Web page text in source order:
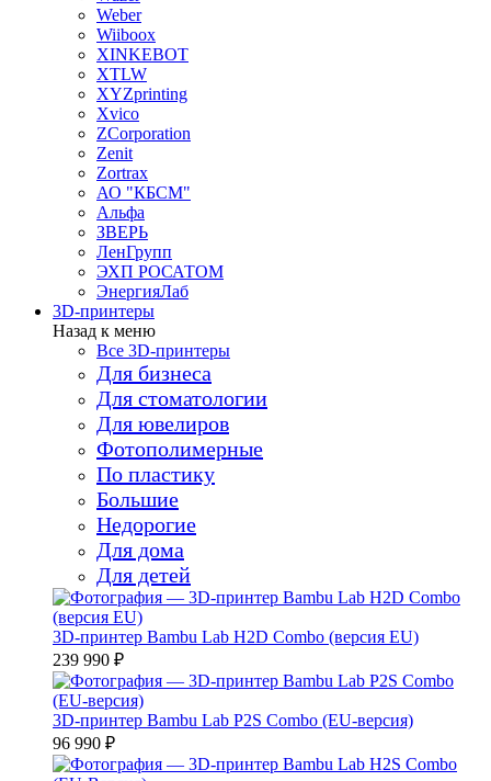
Weber
Wiiboox
XINKEBOT
XTLW
XYZprinting
Xvico
ZCorporation
Zenit
Zortrax
АО "КБСМ"
Альфа
ЗВЕРЬ
ЛенГрупп
ЭХП РОСАТОМ
ЭнергияЛаб
3D-принтеры
Назад к меню
Все 3D-принтеры
Для бизнеса
Для стоматологии
Для ювелиров
Фотополимерные
По пластику
Большие
Недорогие
Для дома
Для детей
3D-принтер Bambu Lab H2D Combo (версия EU)
239 990 ₽
3D-принтер Bambu Lab P2S Combo (EU-версия)
96 990 ₽